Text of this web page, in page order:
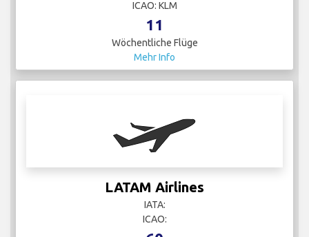
ICAO: KLM
11
Wöchentliche Flüge
Mehr Info
LATAM Airlines
IATA:
ICAO: